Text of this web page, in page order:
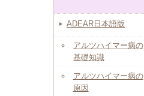
ADEAR日本語版
アルツハイマー病の
基礎知識
アルツハイマー病の
原因